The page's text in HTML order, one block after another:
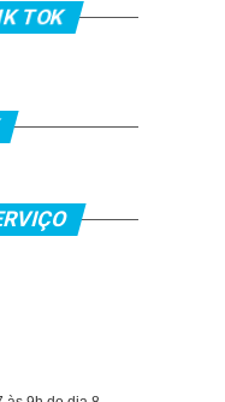
TOK